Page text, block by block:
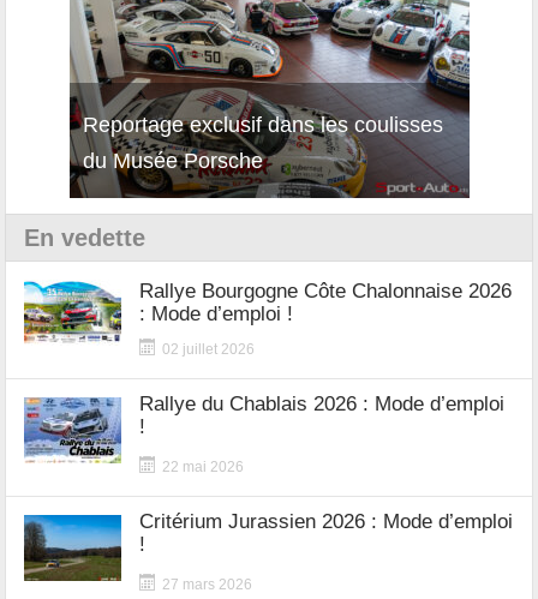
Reportage exclusif dans les coulisses
du Musée Porsche
Découverte de la nouvelle Ferrari
12Cilindri Manuale
En vedette
Rallye Bourgogne Côte Chalonnaise 2026
: Mode d’emploi !
02 juillet 2026
Rallye du Chablais 2026 : Mode d’emploi
!
22 mai 2026
Critérium Jurassien 2026 : Mode d’emploi
!
27 mars 2026